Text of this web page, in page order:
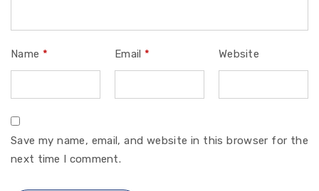
Name * Email * Website
Save my name, email, and website in this browser for the
next time I comment.